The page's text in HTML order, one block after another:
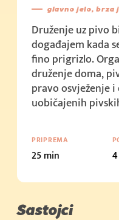
glavno jelo, brza
Druženje uz pivo
događajem kada
fino prigrizlo.
druženje doma,
pravo osvježenje
uobičajenih
PRIPREMA
25 min 4
Sastojci